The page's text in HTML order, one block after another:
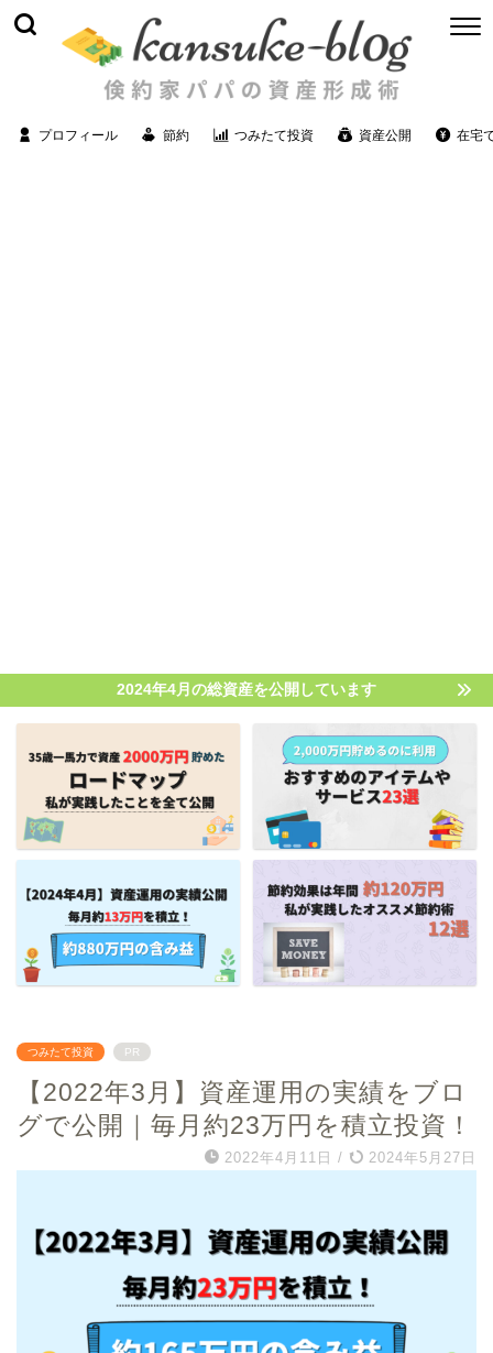
プロフィール 節約 つみたて投資 資産公開 在宅
2024年4月の総資産を公開しています
つみたて投資 PR
【2022年3月】資産運用の実績をブロ
グで公開｜毎月約23万円を積立投資！
2022年4月11日 / 2024年5月27日